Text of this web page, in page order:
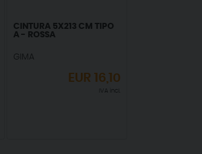
CINTURA 5X213 CM TIPO
A - ROSSA
GIMA
EUR 16,10
IVA incl.